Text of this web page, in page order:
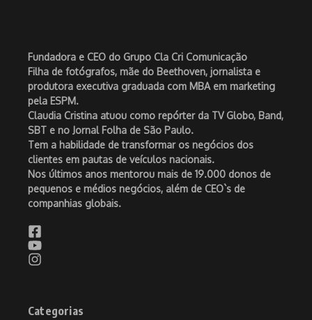
Fundadora e CEO do Grupo Cla Cri Comunicação
Filha de fotógrafos, mãe do Beethoven, jornalista e
produtora executiva graduada com MBA em marketing
pela ESPM.
Claudia Cristina atuou como repórter da TV Globo, Band,
SBT e no Jornal Folha de São Paulo.
Tem a habilidade de transformar os negócios dos
clientes em pautas de veículos nacionais.
Nos últimos anos mentorou mais de 19.000 donos de
pequenos e médios negócios, além de CEO`s de
companhias globais.
Categorias